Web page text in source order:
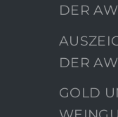
DER
DER
GOLD